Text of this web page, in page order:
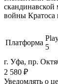
войны Кратоса
Платформа
5
г. Уфа, пр.
2 580 ₽
Уведомлять о